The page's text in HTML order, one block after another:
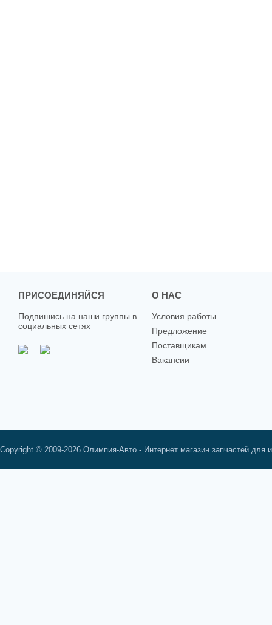
ПРИСОЕДИНЯЙСЯ
Подпишись на наши группы в
социальных сетях
О НАС
Условия работы
Предложение
Поставщикам
Вакансии
Copyright © 2009-2026 Олимпия-Авто - Интернет магазин запчастей для